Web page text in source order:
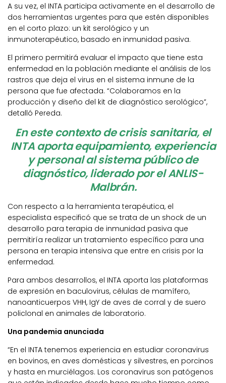
A su vez, el INTA participa activamente en el desarrollo de
dos herramientas urgentes para que estén disponibles
en el corto plazo: un kit serológico y un
inmunoterapéutico, basado en inmunidad pasiva.
El primero permitirá evaluar el impacto que tiene esta
enfermedad en la población mediante el análisis de los
rastros que deja el virus en el sistema inmune de la
persona que fue afectada. “Colaboramos en la
producción y diseño del kit de diagnóstico serológico”,
detalló Pereda.
En este contexto de crisis sanitaria, el
INTA aporta equipamiento, experiencia
y personal al sistema público de
diagnóstico, liderado por el ANLIS-
Malbrán.
Con respecto a la herramienta terapéutica, el
especialista especificó que se trata de un shock de un
desarrollo para terapia de inmunidad pasiva que
permitiría realizar un tratamiento específico para una
persona en terapia intensiva que entre en crisis por la
enfermedad.
Para ambos desarrollos, el INTA aporta las plataformas
de expresión en baculovirus, células de mamífero,
nanoanticuerpos VHH, IgY de aves de corral y de suero
policlonal en animales de laboratorio.
Una pandemia anunciada
“En el INTA tenemos experiencia en estudiar coronavirus
en bovinos, en aves domésticas y silvestres, en porcinos
y hasta en murciélagos. Los coronavirus son patógenos